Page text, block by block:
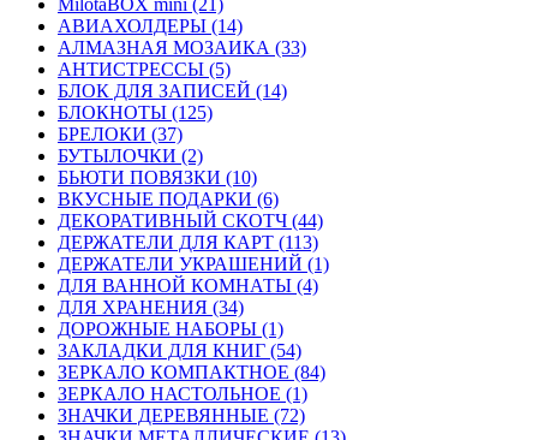
АВИАХОЛДЕРЫ (14)
АЛМАЗНАЯ МОЗАИКА (33)
АНТИСТРЕССЫ (5)
БЛОК ДЛЯ ЗАПИСЕЙ (14)
БЛОКНОТЫ (125)
БРЕЛОКИ (37)
БУТЫЛОЧКИ (2)
БЬЮТИ ПОВЯЗКИ (10)
ВКУСНЫЕ ПОДАРКИ (6)
ДЕКОРАТИВНЫЙ СКОТЧ (44)
ДЕРЖАТЕЛИ ДЛЯ КАРТ (113)
ДЕРЖАТЕЛИ УКРАШЕНИЙ (1)
ДЛЯ ВАННОЙ КОМНАТЫ (4)
ДЛЯ ХРАНЕНИЯ (34)
ДОРОЖНЫЕ НАБОРЫ (1)
ЗАКЛАДКИ ДЛЯ КНИГ (54)
ЗЕРКАЛО КОМПАКТНОЕ (84)
ЗЕРКАЛО НАСТОЛЬНОЕ (1)
ЗНАЧКИ ДЕРЕВЯННЫЕ (72)